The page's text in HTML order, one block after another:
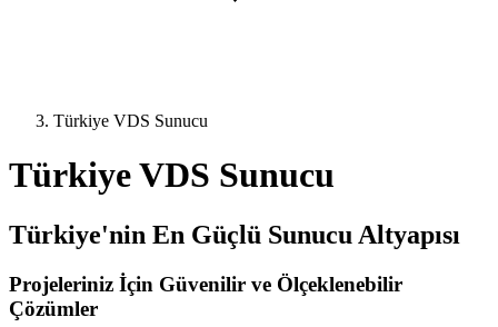
Türkiye VDS Sunucu
Türkiye VDS Sunucu
Türkiye'nin En Güçlü Sunucu Altyapısı
Projeleriniz İçin Güvenilir ve Ölçeklenebilir
Çözümler